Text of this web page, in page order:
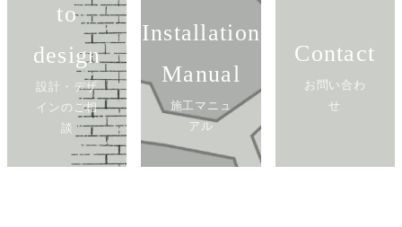
to
design
設計・デザ
インのご相
談
Installation
Manual
施工マニュ
アル
Contact
お問い合わ
せ